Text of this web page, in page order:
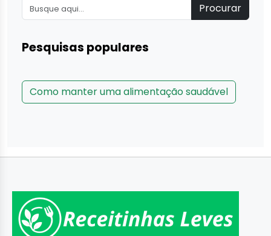
Procurar
Pesquisas populares
Como manter uma alimentação saudável